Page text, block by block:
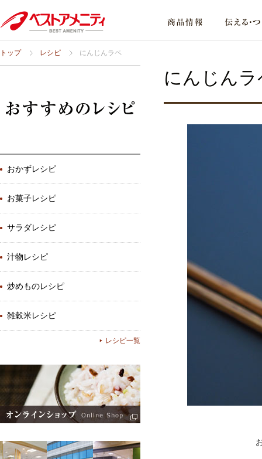
トップ レシピ にんじんラペ
にんじんラ
おかずレシピ
お菓子レシピ
サラダレシピ
汁物レシピ
炒めものレシピ
雑穀米レシピ
レシピ一覧